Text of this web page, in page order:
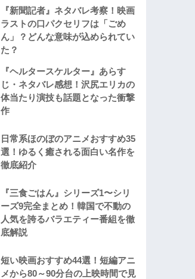
『新聞記者』ネタバレ考察！映画
ラストの口パクセリフは「ごめ
ん」？どんな意味が込められてい
た？
『ヘルタースケルター』あらす
じ・ネタバレ感想！沢尻エリカの
体当たり演技も話題となった衝撃
作
日常系ほのぼのアニメおすすめ35
選！ゆるく癒される面白い名作を
徹底紹介
『三食ごはん』シリーズ1〜シリ
ーズ9完全まとめ！韓国で不動の
人気を誇るバラエティー番組を徹
底解説
短い映画おすすめ44選！短編アニ
メから80～90分台の上映時間で見